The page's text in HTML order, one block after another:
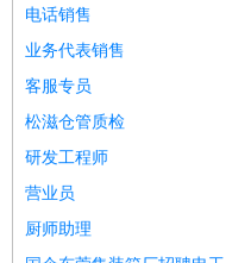
电话销售
业务代表销售
客服专员
松滋仓管质检
研发工程师
营业员
厨师助理